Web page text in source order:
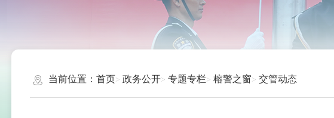
当前位置： 首页 政务公开 专题专栏 榕警之窗 交管动态